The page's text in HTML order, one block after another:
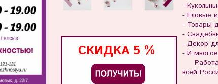
СКИДКА 5 %
-
- Еловые
- Товары
-
- Декор
- И
всей